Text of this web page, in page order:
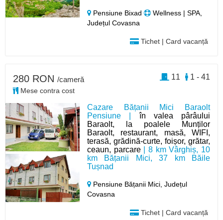
Pensiune Bixad
Wellness | SPA,
Județul Covasna
Tichet | Card vacanță
Cazare Bățanii Mici Baraolt
Pensiune |în valea pârâului
Baraolt, la poalele Munților
Baraolt, restaurant, masă, WIFI,
terasă, grădină-curte, foișor, grătar,
ceaun, parcare| 8 km Vârghiș, 10
km Bățanii Mici, 37 km Băile
Tușnad
Pensiune Bățanii Mici,Județul
Covasna
Tichet | Card vacanță
280 RON /cameră
Mese contra cost
1 - 41
11